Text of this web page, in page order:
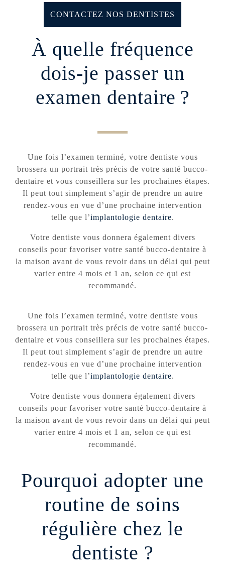
CONTACTEZ NOS DENTISTES
À quelle fréquence
dois-je passer un
examen dentaire ?
Une fois l’examen terminé, votre dentiste vous
brossera un portrait très précis de votre santé bucco-
dentaire et vous conseillera sur les prochaines étapes.
Il peut tout simplement s’agir de prendre un autre
rendez-vous en vue d’une prochaine intervention
telle que l’implantologie dentaire.
Votre dentiste vous donnera également divers
conseils pour favoriser votre santé bucco-dentaire à
la maison avant de vous revoir dans un délai qui peut
varier entre 4 mois et 1 an, selon ce qui est
recommandé.
Une fois l’examen terminé, votre dentiste vous
brossera un portrait très précis de votre santé bucco-
dentaire et vous conseillera sur les prochaines étapes.
Il peut tout simplement s’agir de prendre un autre
rendez-vous en vue d’une prochaine intervention
telle que l’implantologie dentaire.
Votre dentiste vous donnera également divers
conseils pour favoriser votre santé bucco-dentaire à
la maison avant de vous revoir dans un délai qui peut
varier entre 4 mois et 1 an, selon ce qui est
recommandé.
Pourquoi adopter une
routine de soins
régulière chez le
dentiste ?